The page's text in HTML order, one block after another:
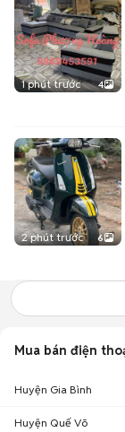
1 phút trước 4
2 phút trước 6
Mua bán điện
Huyện Gia Bình
Huyện Quế Võ